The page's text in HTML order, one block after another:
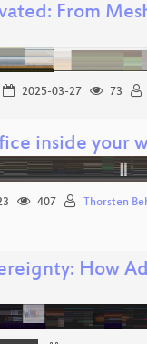
From
2025-03-27 73
inside your
407 Thorsten
How